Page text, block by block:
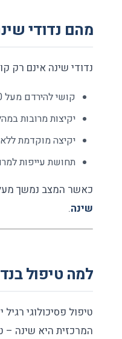
מהם נדודי
נדודי שינה אינם רק
קושי להירדם מעל 30 דקות
יקיצות מרובות
יקיצה מוקדמת ללא
תחושת עייפות
כאשר המצב נמשך מעל
שינה.
למה טיפול
טיפול פסיכולוגי
המרכזית היא שינה –